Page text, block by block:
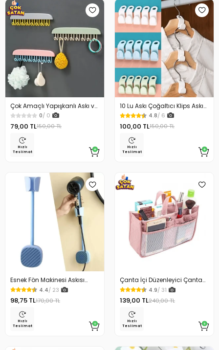
Çok Amaçlı Yapışkanlı Askı ve
Askı Çoğaltıcı
0/ 0
79,00 TL150,00 TL
Hızlı
Teslimat
10 Lu Askı Çoğaltıcı Klips Askı
Çoğaltma Aparatı
4.8/ 6
100,00 TL150,00 TL
Hızlı
Teslimat
Esnek Fön Makinesi Askısı
Güçlü Yapışkanlı
4.4/ 23
98,75 TL170,00 TL
Hızlı
Teslimat
Çanta İçi Düzenleyici Çanta
Organizeri4.9/ 31
139,00 TL240,00 TL
Hızlı
Teslimat